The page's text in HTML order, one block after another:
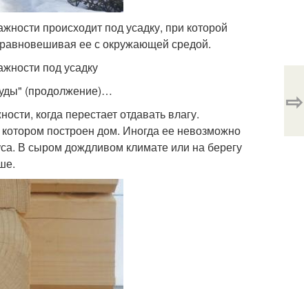
происходит под усадку, при которой
ее с окружающей средой.
под усадку
(продолжение)…
когда перестает отдавать влагу.
построен дом. Иногда ее невозможно
В сыром дождливом климате или на берегу
⇨